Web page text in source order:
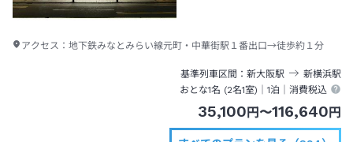
アクセス： 地下鉄みなとみらい線元町・中華街駅１番出口→徒歩約１分
基準列車区間 新大阪駅 新横浜駅
おとな1名 (2名1室)｜1泊 ｜消費税込
35,100 円 〜116,640 円